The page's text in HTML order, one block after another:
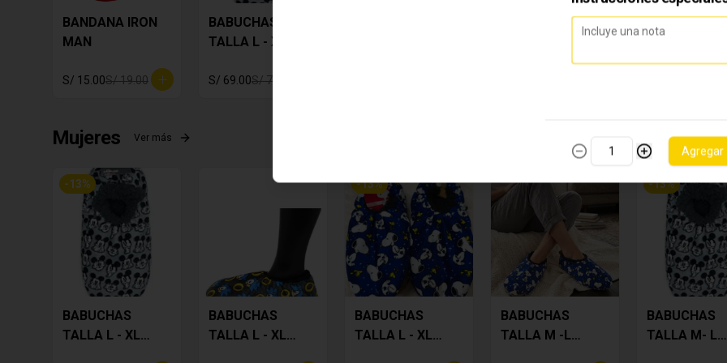
BANDANA IRON
MAN
S/ 15.00S/ 19.00
BABUCHAS
TALLA L - XL
S/ 69.00S/ 79.00
BABUCHAS
SONIC
Mujeres Ver más
-13%
BABUCHAS
TALLA L - XL
BABUCHAS
TALLA L - XL
-13%
BABUCHAS
TALLA L - XL
BABUCHAS
TALLA M -L
-13%
BABUCHAS
TALLA M- L
Agregar